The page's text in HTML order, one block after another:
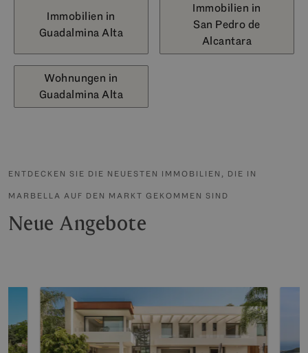
Immobilien in
Guadalmina Alta
Immobilien in
San Pedro de
Alcantara
Wohnungen in
Guadalmina Alta
ENTDECKEN SIE DIE NEUESTEN IMMOBILIEN, DIE IN
MARBELLA AUF DEN MARKT GEKOMMEN SIND
Neue Angebote